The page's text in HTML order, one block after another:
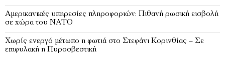
Αμερικανικές υπηρεσίες πληροφοριών: Πιθανή ρωσική εισβολή
σε χώρα του ΝΑΤΟ
Χωρίς ενεργό μέτωπο η φωτιά στο Στεφάνι Κορινθίας – Σε
επιφυλακή η Πυροσβεστική